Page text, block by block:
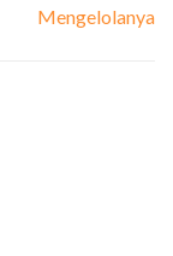
Mengelolanya